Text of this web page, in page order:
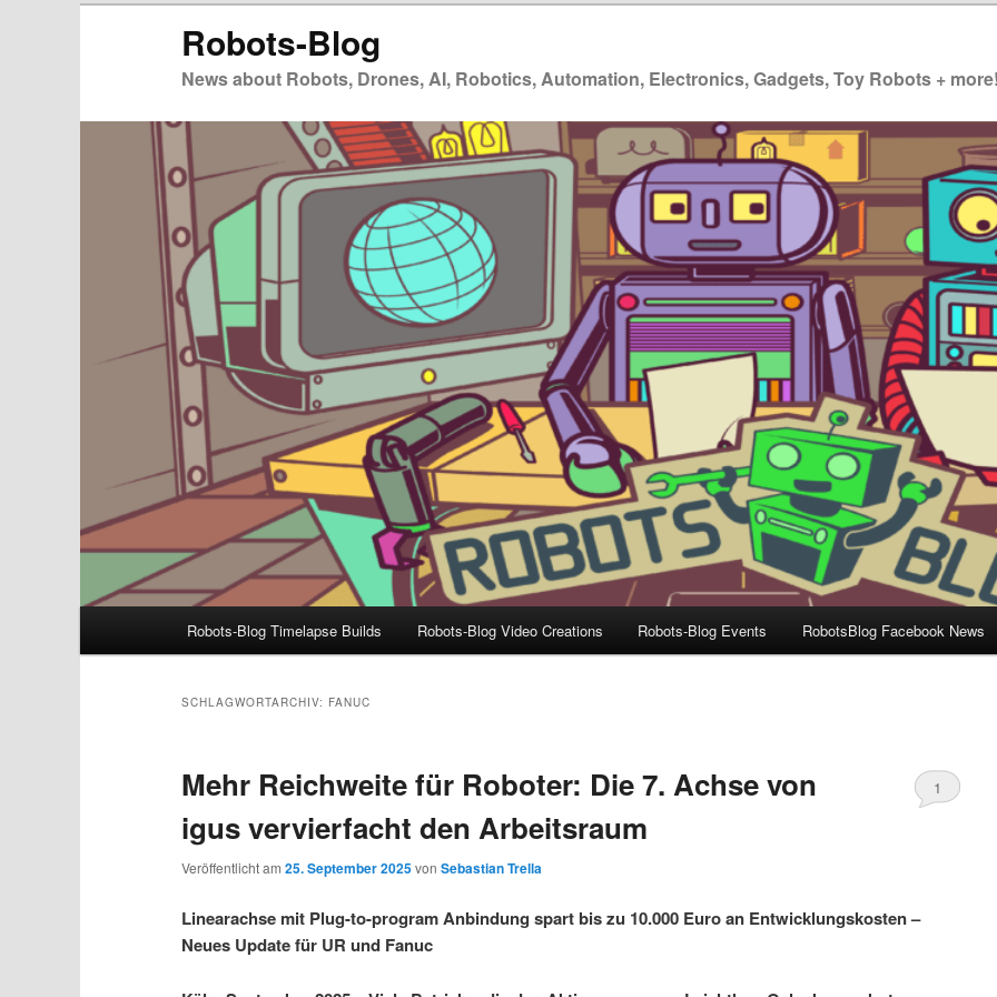
Robots-Blog
News about Robots, Drones, AI, Robotics, Automation, Electronics, Gadgets, Toy Robots + more!
Robots-Blog Timelapse Builds Robots-Blog Video Creations Robots-Blog Events RobotsBlog Facebook News
SCHLAGWORTARCHIV: FANUC
Mehr Reichweite für Roboter: Die 7. Achse von
igus vervierfacht den Arbeitsraum
Veröffentlicht am25. September 2025vonSebastian Trella
1
Linearachse mit Plug-to-program Anbindung spart bis zu 10.000 Euro an Entwicklungskosten –
Neues Update für UR und Fanuc